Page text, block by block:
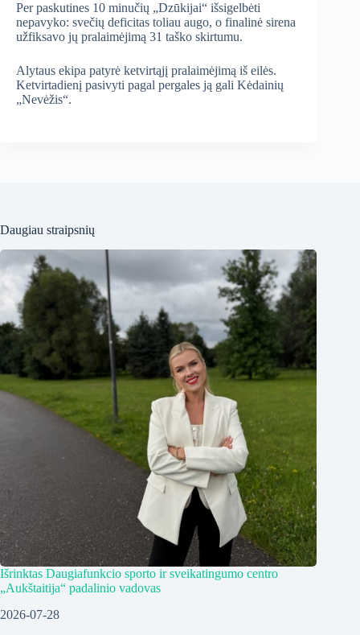
Per paskutines 10 minučių „Dzūkijai“ išsigelbėti
nepavyko: svečių deficitas toliau augo, o finalinė sirena
užfiksavo jų pralaimėjimą 31 taško skirtumu.
Alytaus ekipa patyrė ketvirtąjį pralaimėjimą iš eilės.
Ketvirtadienį pasivyti pagal pergales ją gali Kėdainių
„Nevėžis“.
Daugiau straipsnių
Išrinktas Daugiafunkcio sporto ir sveikatingumo centro
„Aukštaitija“ padalinio vadovas
2026-07-28